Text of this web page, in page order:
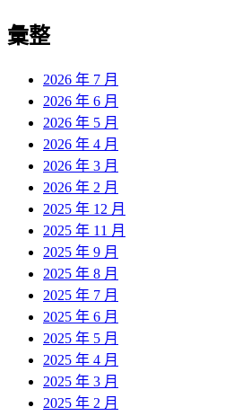
彙整
2026 年 7 月
2026 年 6 月
2026 年 5 月
2026 年 4 月
2026 年 3 月
2026 年 2 月
2025 年 12 月
2025 年 11 月
2025 年 9 月
2025 年 8 月
2025 年 7 月
2025 年 6 月
2025 年 5 月
2025 年 4 月
2025 年 3 月
2025 年 2 月